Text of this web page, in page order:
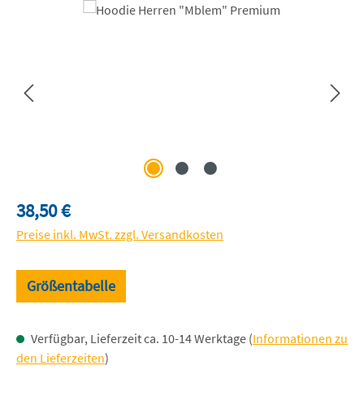
Bildergalerie überspringen
Regulärer Preis:
38,50 €
Preise inkl. MwSt. zzgl. Versandkosten
Größentabelle
Verfügbar, Lieferzeit ca. 10-14 Werktage (Informationen zu
den Lieferzeiten)